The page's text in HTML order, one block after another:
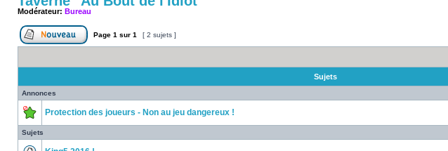
Modérateur: Bureau
Page 1 sur 1 [ 2 sujets ]
Sujets
Annonces
Protection des joueurs - Non au jeu dangereux !
Sujets